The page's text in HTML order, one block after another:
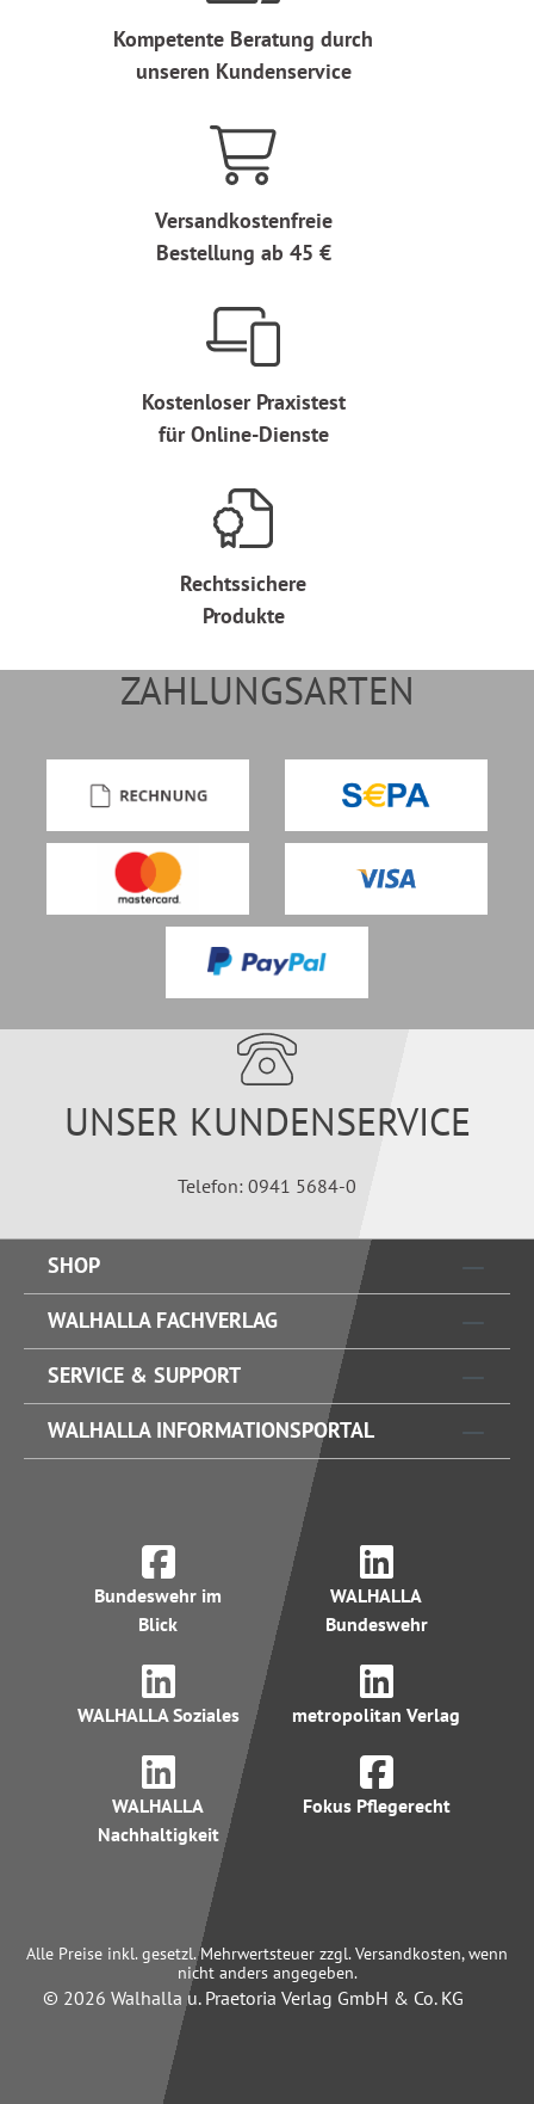
Kompetente Beratung durch
unseren Kundenservice
Versandkostenfreie
Bestellung ab 45 €
Kostenloser Praxistest
für Online-Dienste
Rechtssichere
Produkte
ZAHLUNGSARTEN
UNSER KUNDENSERVICE
Telefon: 0941 5684-0
SHOP
WALHALLA FACHVERLAG
SERVICE & SUPPORT
WALHALLA INFORMATIONSPORTAL
Bundeswehr im
Blick
WALHALLA
Bundeswehr
WALHALLA Soziales metropolitan Verlag
WALHALLA
Nachhaltigkeit
Fokus Pflegerecht
Alle Preise inkl. gesetzl. Mehrwertsteuer zzgl. Versandkosten, wenn
nicht anders angegeben.
© 2026 Walhalla u. Praetoria Verlag GmbH & Co. KG